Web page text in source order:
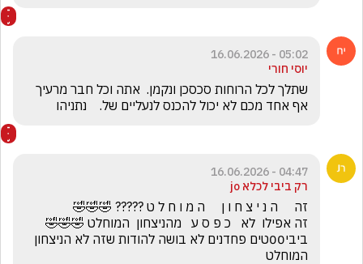
05:02 - 16.06.2026
יוסי חורי
אף אחד מכם לא יכול להכנס לנעליים של.    נתניהו
04:47 - 16.06.2026
רק ביבי לכלא jo
המוחלט